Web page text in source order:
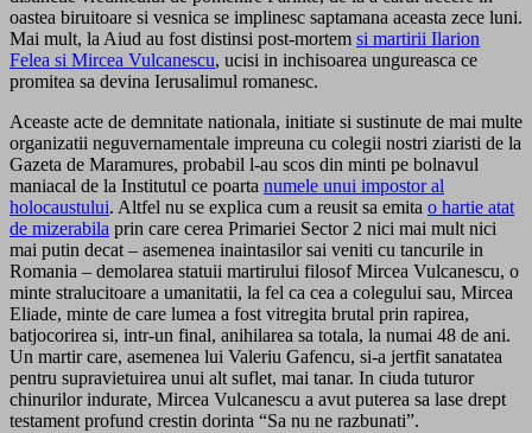
oastea biruitoare si vesnica se implinesc saptamana aceasta zece luni.
Mai mult, la Aiud au fost distinsi post-mortem si martirii Ilarion
Felea si Mircea Vulcanescu, ucisi in inchisoarea ungureasca ce
promitea sa devina Ierusalimul romanesc.
Aceaste acte de demnitate nationala, initiate si sustinute de mai multe
organizatii neguvernamentale impreuna cu colegii nostri ziaristi de la
Gazeta de Maramures, probabil l-au scos din minti pe bolnavul
maniacal de la Institutul ce poarta numele unui impostor al
holocaustului. Altfel nu se explica cum a reusit sa emita o hartie atat
de mizerabila prin care cerea Primariei Sector 2 nici mai mult nici
mai putin decat – asemenea inaintasilor sai veniti cu tancurile in
Romania – demolarea statuii martirului filosof Mircea Vulcanescu, o
minte stralucitoare a umanitatii, la fel ca cea a colegului sau, Mircea
Eliade, minte de care lumea a fost vitregita brutal prin rapirea,
batjocorirea si, intr-un final, anihilarea sa totala, la numai 48 de ani.
Un martir care, asemenea lui Valeriu Gafencu, si-a jertfit sanatatea
pentru supravietuirea unui alt suflet, mai tanar. In ciuda tuturor
chinurilor indurate, Mircea Vulcanescu a avut puterea sa lase drept
testament profund crestin dorinta “Sa nu ne razbunati”.